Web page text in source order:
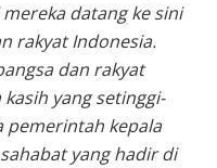
datang ke sini
rakyat Indonesia.
dan rakyat
yang setinggi-
pemerintah kepala
yang hadir di